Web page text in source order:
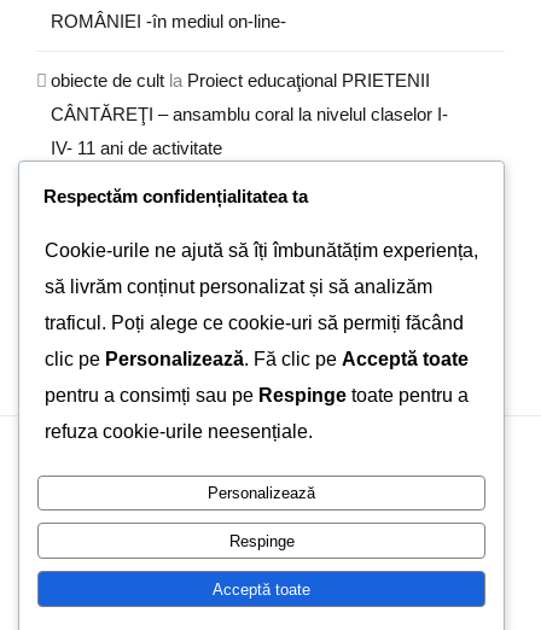
ROMÂNIEI -în mediul on-line-
obiecte de cultla Proiect educaţional PRIETENII
CÂNTĂREŢI – ansamblu coral la nivelul claselor I-
IV- 11 ani de activitate
LupulaImpresii de calatorie – excursie de pe Valea
Prahovei
PETER DAVIDlaEurojunior 2013
© Copyright 2012 - 2026 | Avada Theme by
All Rights Reserved | Powered byWordPress
Respectăm confidențialitatea ta
Cookie-urile ne ajută să îți îmbunătățim experiența,
să livrăm conținut personalizat și să analizăm
traficul. Poți alege ce cookie-uri să permiți făcând
clic pe Personalizează. Fă clic pe Acceptă toate
pentru a consimți sau pe Respinge toate pentru a
refuza cookie-urile neesențiale.
Personalizează
Respinge
Acceptă toate